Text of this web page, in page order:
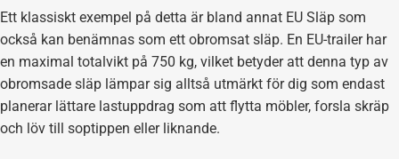
Ett klassiskt exempel på detta är bland annat EU Släp som
också kan benämnas som ett obromsat släp. En EU-trailer har
en maximal totalvikt på 750 kg, vilket betyder att denna typ av
obromsade släp lämpar sig alltså utmärkt för dig som endast
planerar lättare lastuppdrag som att flytta möbler, forsla skräp
och löv till soptippen eller liknande.